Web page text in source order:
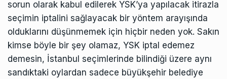
sorun olarak kabul edilerek YSK’ya yapılacak itirazla
seçimin iptalini sağlayacak bir yöntem arayışında
olduklarını düşünmemek için hiçbir neden yok. Sakın
kimse böyle bir şey olamaz, YSK iptal edemez
demesin, İstanbul seçimlerinde bilindiği üzere aynı
sandıktaki oylardan sadece büyükşehir belediye